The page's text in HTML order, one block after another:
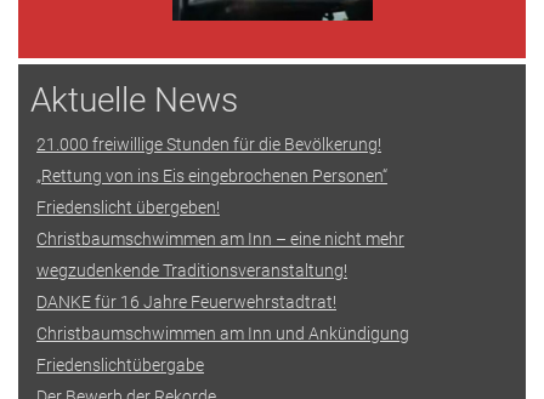
Aktuelle News
21.000 freiwillige Stunden für die Bevölkerung!
„Rettung von ins Eis eingebrochenen Personen“
Friedenslicht übergeben!
Christbaumschwimmen am Inn – eine nicht mehr
wegzudenkende Traditionsveranstaltung!
DANKE für 16 Jahre Feuerwehrstadtrat!
Christbaumschwimmen am Inn und Ankündigung
Friedenslichtübergabe